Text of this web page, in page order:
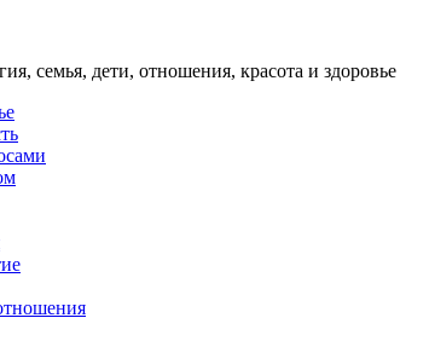
семья, дети, отношения, красота и здоровье